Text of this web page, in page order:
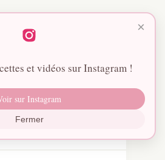
×
et vidéos sur Instagram !
sur Instagram
Fermer